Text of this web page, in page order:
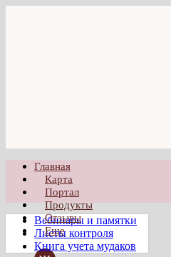
Главная
Карта
Портал
Продукты
Отзывы
Еще
Вебинары и памятки
Листы контроля
Книга учета мудаков